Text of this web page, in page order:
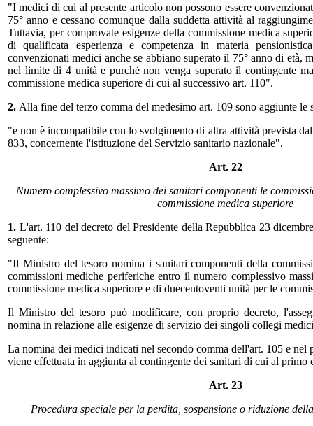
"I medici di cui al presente articolo non possono essere
75° anno e cessano comunque dalla suddetta attività al
Tuttavia, per comprovate esigenze della commissione medica
di qualificata esperienza e competenza in materia
convenzionati medici anche se abbiano superato il 75° anno di età,
nel limite di 4 unità e purché non venga superato il contingente
commissione medica superiore di cui al successivo art. 110".
2. Alla fine del terzo comma del medesimo art. 109 sono aggiunte le
"e non è incompatibile con lo svolgimento di altra attività prevista
833, concernente l'istituzione del Servizio sanitario nazionale".
Art. 22
Numero complessivo massimo dei sanitari componenti le
commissione medica superiore
1. L'art. 110 del decreto del Presidente della Repubblica 23
seguente:
"Il Ministro del tesoro nomina i sanitari componenti della
commissioni mediche periferiche entro il numero complessivo
commissione medica superiore e di duecentoventi unità per le
Il Ministro del tesoro può modificare, con proprio decreto,
nomina in relazione alle esigenze di servizio dei singoli collegi
La nomina dei medici indicati nel secondo comma dell'art. 105 e nel
viene effettuata in aggiunta al contingente dei sanitari di cui al primo
Art. 23
Procedura speciale per la perdita, sospensione o riduzione